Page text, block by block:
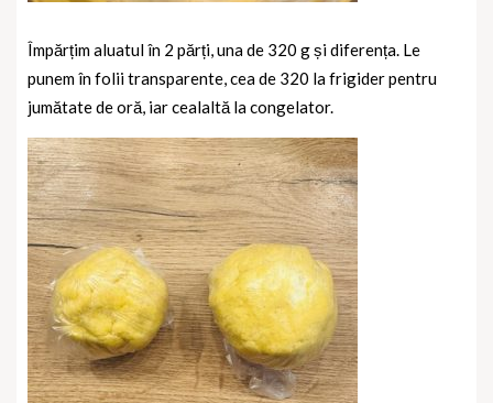
Împărțim aluatul în 2 părți, una de 320 g și diferența. Le
punem în folii transparente, cea de 320 la frigider pentru
jumătate de oră, iar cealaltă la congelator.